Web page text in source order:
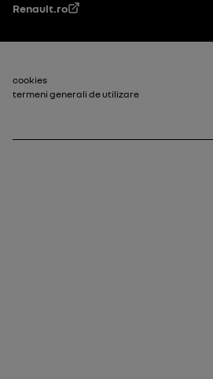
Renault.ro
Subsol_2
cookies
termeni generali de utilizare